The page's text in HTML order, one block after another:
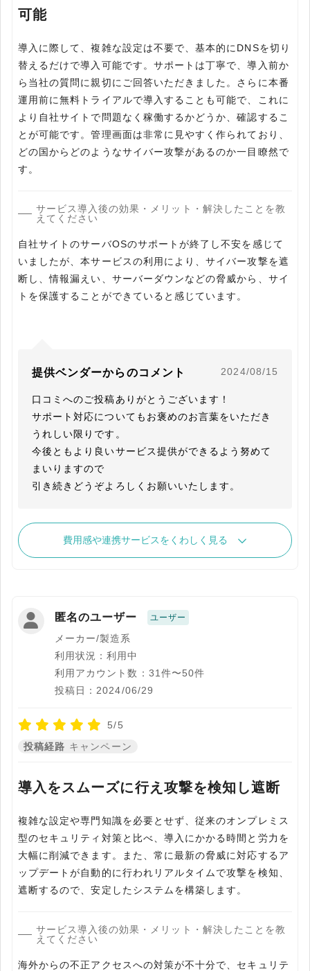
可能
導入に際して、複雑な設定は不要で、基本的にDNSを切り
替えるだけで導入可能です。サポートは丁寧で、導入前か
ら当社の質問に親切にご回答いただきました。さらに本番
運用前に無料トライアルで導入することも可能で、これに
より自社サイトで問題なく稼働するかどうか、確認するこ
とが可能です。管理画面は非常に見やすく作られており、
どの国からどのようなサイバー攻撃があるのか一目瞭然で
す。
サービス導入後の効果・メリット・解決したことを教
えてください
自社サイトのサーバOSのサポートが終了し不安を感じて
いましたが、本サービスの利用により、サイバー攻撃を遮
断し、情報漏えい、サーバーダウンなどの脅威から、サイ
トを保護することができていると感じています。
提供ベンダーからのコメント 2024/08/15
口コミへのご投稿ありがとうございます！
サポート対応についてもお褒めのお言葉をいただき
うれしい限りです。
今後ともより良いサービス提供ができるよう努めて
まいりますので
引き続きどうぞよろしくお願いいたします。
費用感や連携サービスをくわしく見る
匿名のユーザー ユーザー
メーカー/製造系
利用状況：利用中
利用アカウント数：31件〜50件
投稿日：2024/06/29
5/5
投稿経路 キャンペーン
導入をスムーズに行え攻撃を検知し遮断
複雑な設定や専門知識を必要とせず、従来のオンプレミス
型のセキュリティ対策と比べ、導入にかかる時間と労力を
大幅に削減できます。また、常に最新の脅威に対応するア
ップデートが自動的に行われリアルタイムで攻撃を検知、
遮断するので、安定したシステムを構築します。
サービス導入後の効果・メリット・解決したことを教
えてください
海外からの不正アクセスへの対策が不十分で、セキュリテ